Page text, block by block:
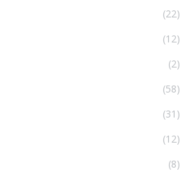
(22)
(12)
(2)
(58)
(31)
(12)
(8)